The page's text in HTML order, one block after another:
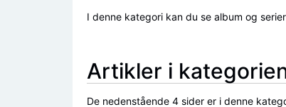
I denne kategori kan du se album og
Artikler i
De nedenstående 4 sider er i denne